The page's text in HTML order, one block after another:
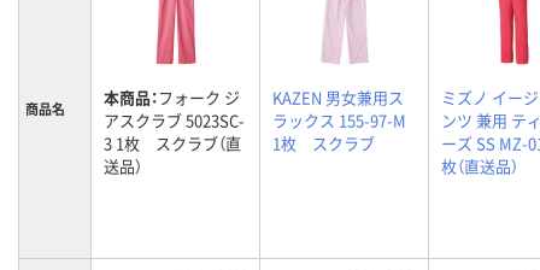
商品名 本商品：フォーク ジ
アスクラブ 5023SC-
3 1枚 スクラブ（直
送品）
KAZEN 男女兼用ス
ラックス 155-97-M
1枚 スクラブ
ミズノ イー
ンツ 兼用 テ
ーズ SS MZ-
枚（直送品）